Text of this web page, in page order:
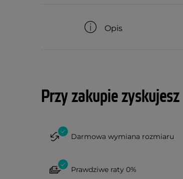
Opis
Przy zakupie zyskujesz
Darmowa wymiana rozmiaru
Prawdziwe raty 0%